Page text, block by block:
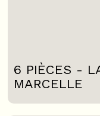
6 PIÈCES -
MARCELLE